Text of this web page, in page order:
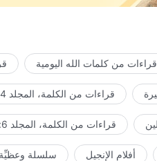
قراءات من كلمات الله اليومية
قراءات من الكلمة، المجلد 4: كشف أضداد المسيح
قراءات من الكلمة، المجلد 6: حول السعي إلى الحق
أفلام الإنجيل سلسلة